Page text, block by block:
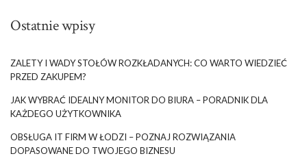
Ostatnie wpisy
ZALETY I WADY STOŁÓW ROZKŁADANYCH: CO WARTO WIEDZIEĆ
PRZED ZAKUPEM?
JAK WYBRAĆ IDEALNY MONITOR DO BIURA – PORADNIK DLA
KAŻDEGO UŻYTKOWNIKA
OBSŁUGA IT FIRM W ŁODZI – POZNAJ ROZWIĄZANIA
DOPASOWANE DO TWOJEGO BIZNESU